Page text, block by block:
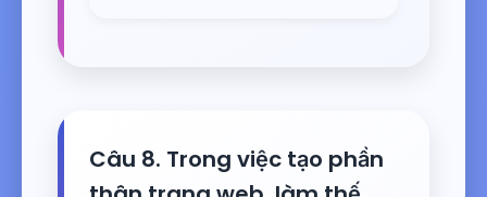
Câu 8. Trong việc tạo phần